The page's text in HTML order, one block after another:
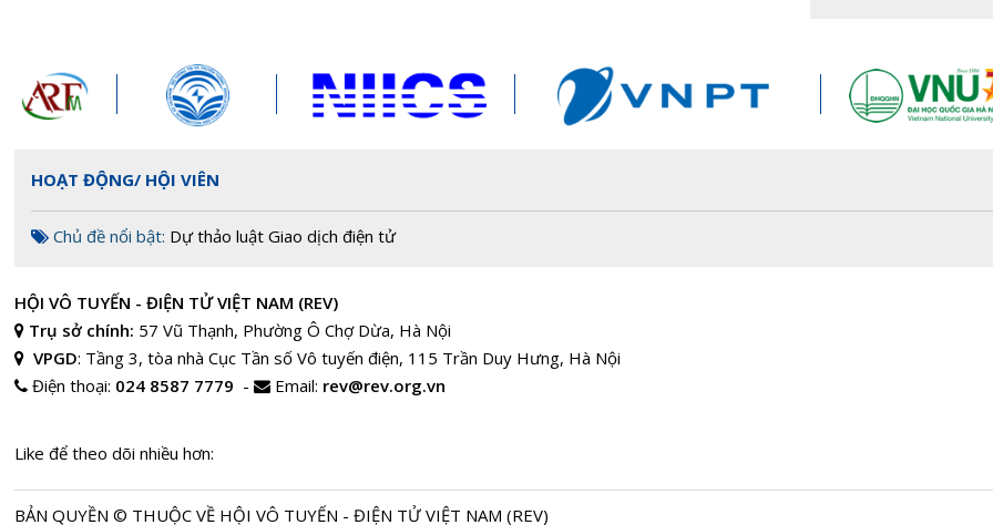
tổ chức
HOẠT ĐỘNG/ HỘI VIÊN
Chủ đề nổi bật: Dự thảo luật Giao dịch điện tử
HỘI VÔ TUYẾN - ĐIỆN TỬ VIỆT NAM (REV)
Trụ sở chính: 57 Vũ Thạnh, Phường Ô Chợ Dừa, Hà Nội
VPGD: Tầng 3, tòa nhà Cục Tần số Vô tuyến điện, 115 Trần Duy Hưng, Hà Nội
Điện thoại: 024 8587 7779 - Email: rev@rev.org.vn
Like để theo dõi nhiều hơn:
BẢN QUYỀN © THUỘC VỀ HỘI VÔ TUYẾN - ĐIỆN TỬ VIỆT NAM (REV)